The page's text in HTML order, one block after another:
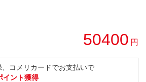
50400 円
コメリカードでお支払いで
イント獲得